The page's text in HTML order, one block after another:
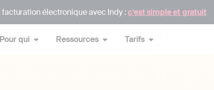
facturation électronique avec Indy :c’est simple et gratuit
Pour qui Ressources Tarifs